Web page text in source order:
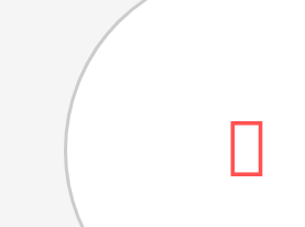
Aniversários da Instituição
Almoço / Lanche de Natal
Atividades Semanais
Feiras e Exposições
Grupos Musicais do Centro de Dia